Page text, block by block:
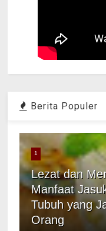
Berita Populer
1
Lezat dan
Manfaat
Tubuh yang
Orang